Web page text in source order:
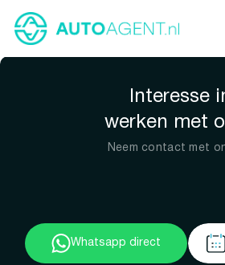
Interesse
werken met
Neem contact met
Whatsapp direct